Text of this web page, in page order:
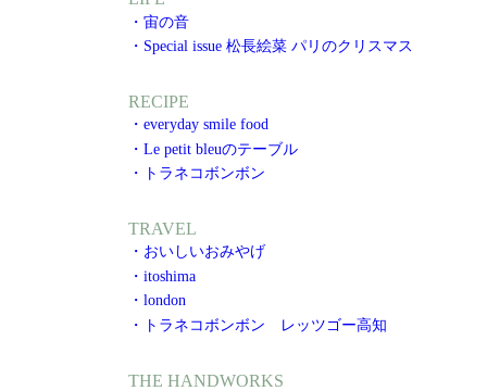
・宙の音
・Special issue 松長絵菜 パリのクリスマス
RECIPE
・everyday smile food
・Le petit bleuのテーブル
・トラネコボンボン
TRAVEL
・おいしいおみやげ
・itoshima
・london
・トラネコボンボン レッツゴー高知
THE HANDWORKS